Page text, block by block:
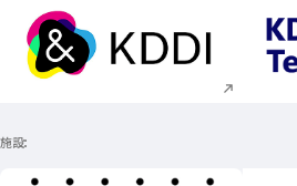
新規ウィンドウで開く
施設